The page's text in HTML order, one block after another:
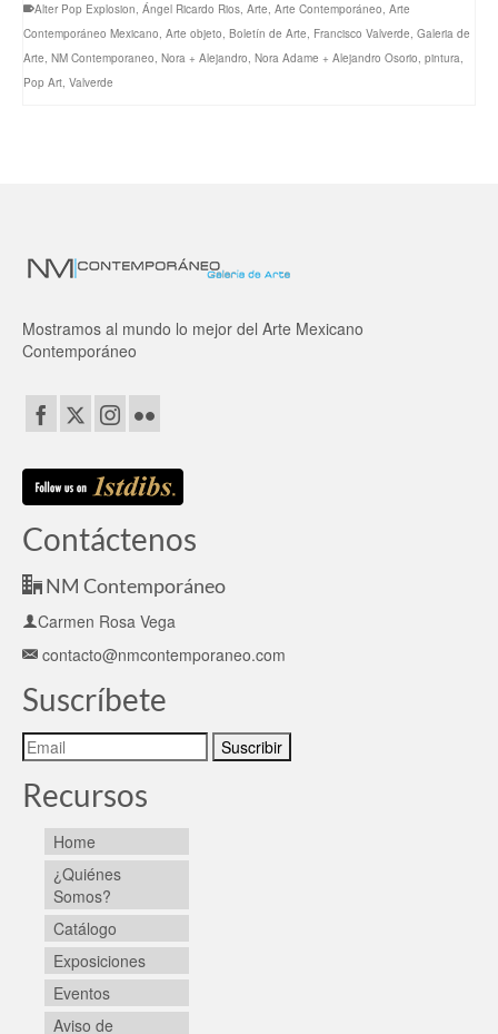
Alter Pop Explosion, Ángel Ricardo Rios, Arte, Arte Contemporáneo, Arte
Contemporáneo Mexicano, Arte objeto, Boletín de Arte, Francisco Valverde, Galeria de
Arte, NM Contemporaneo, Nora + Alejandro, Nora Adame + Alejandro Osorio, pintura,
Pop Art, Valverde
Mostramos al mundo lo mejor del Arte Mexicano
Contemporáneo
Contáctenos
NM Contemporáneo
Carmen Rosa Vega
contacto@nmcontemporaneo.com
Suscríbete
Recursos
Home
¿Quiénes
Somos?
Catálogo
Exposiciones
Eventos
Aviso de